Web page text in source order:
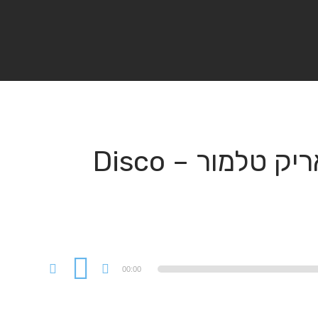
יום קול השלום ברדיו פלוס – אריק טלמור – Disco
00:00